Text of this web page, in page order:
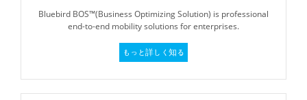
Bluebird BOS™(Business Optimizing Solution) is professional
end-to-end mobility solutions for enterprises.
もっと詳しく知る